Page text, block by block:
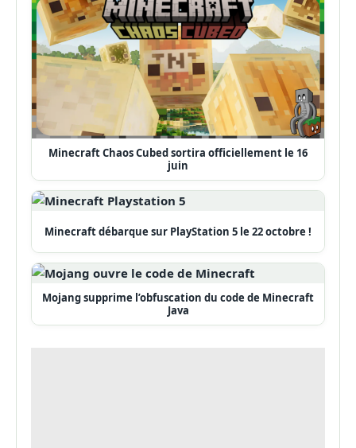
Minecraft Chaos Cubed sortira officiellement le 16
juin
Minecraft débarque sur PlayStation 5 le 22 octobre !
Mojang supprime l’obfuscation du code de Minecraft
Java